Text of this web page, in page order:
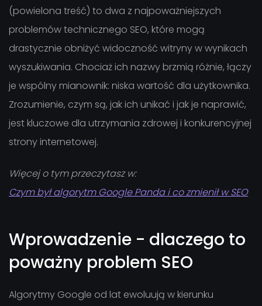
(powielona treść) to dwa z najpoważniejszych
problemów technicznego SEO, które mogą
drastycznie obniżyć widoczność witryny w wynikach
wyszukiwania. Chociaż ich nazwy brzmią różnie, łączy
je wspólny mianownik: niska wartość dla użytkownika.
Zrozumienie, czym są, jak ich unikać i jak je naprawić,
jest kluczowe dla utrzymania zdrowej i konkurencyjnej
strony internetowej.
Więcej o tym przeczytasz w:
Czym był algorytm Google Panda i co zmienił w SEO
Wprowadzenie - dlaczego to
poważny problem SEO
Algorytmy Google od lat ewoluują w kierunku